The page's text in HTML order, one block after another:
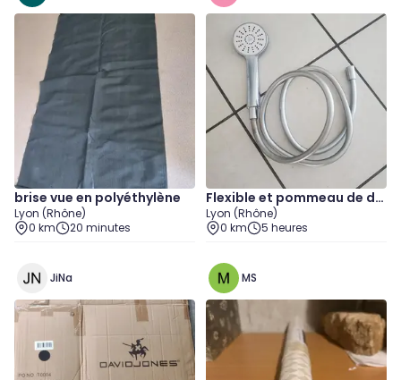
brise vue en polyéthylène
Lyon (Rhône)
0 km
20 minutes
Flexible et pommeau de do
uche
Lyon (Rhône)
0 km
5 heures
JiNa MS